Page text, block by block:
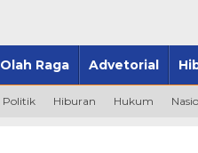
Olah Raga Advetorial
Politik Hiburan Hukum